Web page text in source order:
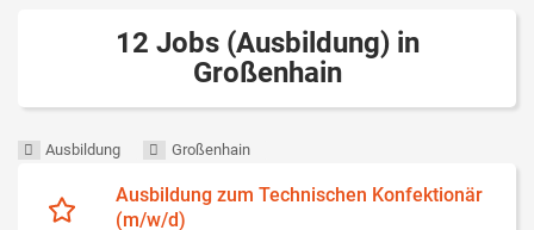
12 Jobs (Ausbildung) in
Großenhain
Ausbildung Großenhain
Ausbildung zum Technischen Konfektionär
(m/w/d)